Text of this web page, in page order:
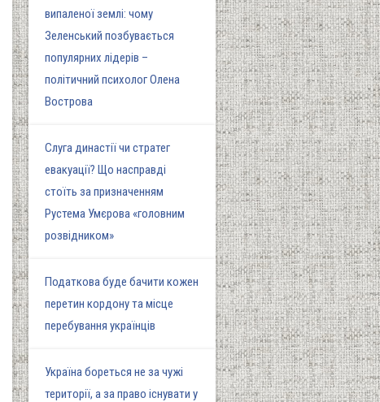
випаленої землі: чому
Зеленський позбувається
популярних лідерів –
політичний психолог Олена
Вострова
Слуга династії чи стратег
евакуації? Що насправді
стоїть за призначенням
Рустема Умєрова «головним
розвідником»
Податкова буде бачити кожен
перетин кордону та місце
перебування українців
Україна бореться не за чужі
території, а за право існувати у